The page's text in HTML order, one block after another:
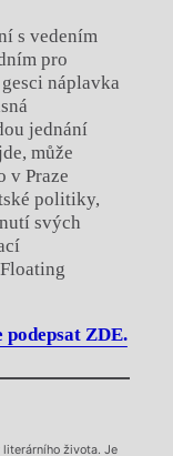
s vedením
pro
náplavka
jednání
může
v Praze
politiky,
svých
podepsat ZDE.
života. Je